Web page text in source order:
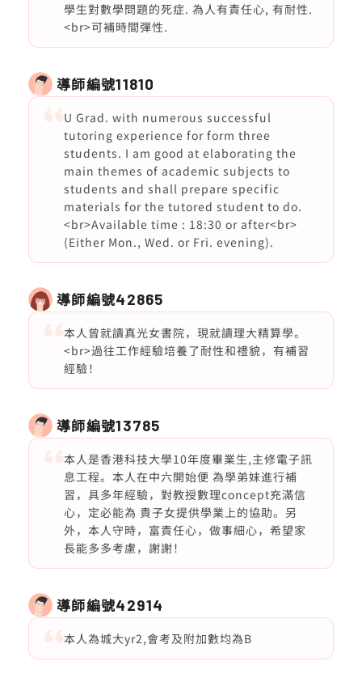
學生對數學問題的死症. 為人有責任心, 有耐性.
<br>可補時間彈性.
導師編號11810
U Grad. with numerous successful
tutoring experience for form three
students. I am good at elaborating the
main themes of academic subjects to
students and shall prepare specific
materials for the tutored student to do.
<br>Available time : 18:30 or after<br>
(Either Mon., Wed. or Fri. evening).
導師編號42865
本人曾就讀真光女書院，現就讀理大精算學。
<br>過往工作經驗培養了耐性和禮貌，有補習
經驗！
導師編號13785
本人是香港科技大學10年度畢業生,主修電子訊
息工程。本人在中六開始便 為學弟妹進行補
習，具多年經驗，對教授數理concept充滿信
心，定必能為 貴子女提供學業上的協助。另
外，本人守時，富責任心，做事細心，希望家
長能多多考慮，謝謝！
導師編號42914
本人為城大yr2,會考及附加數均為B